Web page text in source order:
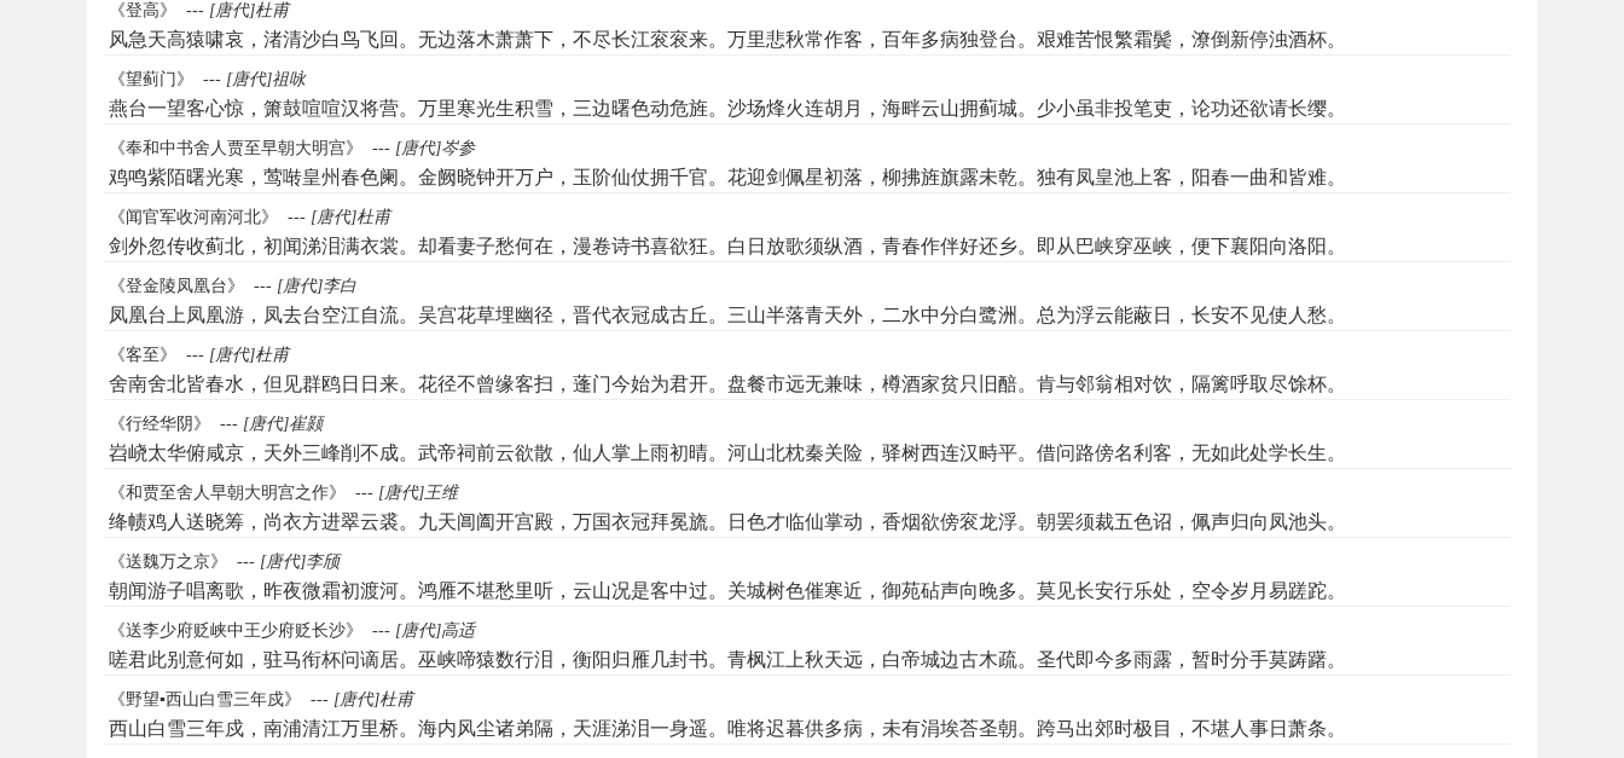
《登高》 --- [唐代]杜甫
风急天高猿啸哀，渚清沙白鸟飞回。无边落木萧萧下，不尽长江衮衮来。万里悲秋常作客，百年多病独登台。艰难苦恨繁霜鬓，潦倒新停浊酒杯。
《望蓟门》 --- [唐代]祖咏
燕台一望客心惊，箫鼓喧喧汉将营。万里寒光生积雪，三边曙色动危旌。沙场烽火连胡月，海畔云山拥蓟城。少小虽非投笔吏，论功还欲请长缨。
《奉和中书舍人贾至早朝大明宫》 --- [唐代]岑参
鸡鸣紫陌曙光寒，莺啭皇州春色阑。金阙晓钟开万户，玉阶仙仗拥千官。花迎剑佩星初落，柳拂旌旗露未乾。独有凤皇池上客，阳春一曲和皆难。
《闻官军收河南河北》 --- [唐代]杜甫
剑外忽传收蓟北，初闻涕泪满衣裳。却看妻子愁何在，漫卷诗书喜欲狂。白日放歌须纵酒，青春作伴好还乡。即从巴峡穿巫峡，便下襄阳向洛阳。
《登金陵凤凰台》 --- [唐代]李白
凤凰台上凤凰游，凤去台空江自流。吴宫花草埋幽径，晋代衣冠成古丘。三山半落青天外，二水中分白鹭洲。总为浮云能蔽日，长安不见使人愁。
《客至》 --- [唐代]杜甫
舍南舍北皆春水，但见群鸥日日来。花径不曾缘客扫，蓬门今始为君开。盘餐市远无兼味，樽酒家贫只旧醅。肯与邻翁相对饮，隔篱呼取尽馀杯。
《行经华阴》 --- [唐代]崔颢
岧峣太华俯咸京，天外三峰削不成。武帝祠前云欲散，仙人掌上雨初晴。河山北枕秦关险，驿树西连汉畤平。借问路傍名利客，无如此处学长生。
《和贾至舍人早朝大明宫之作》 --- [唐代]王维
绛帻鸡人送晓筹，尚衣方进翠云裘。九天阊阖开宫殿，万国衣冠拜冕旒。日色才临仙掌动，香烟欲傍衮龙浮。朝罢须裁五色诏，佩声归向凤池头。
《送魏万之京》 --- [唐代]李颀
朝闻游子唱离歌，昨夜微霜初渡河。鸿雁不堪愁里听，云山况是客中过。关城树色催寒近，御苑砧声向晚多。莫见长安行乐处，空令岁月易蹉跎。
《送李少府贬峡中王少府贬长沙》 --- [唐代]高适
嗟君此别意何如，驻马衔杯问谪居。巫峡啼猿数行泪，衡阳归雁几封书。青枫江上秋天远，白帝城边古木疏。圣代即今多雨露，暂时分手莫踌躇。
《野望▪西山白雪三年戍》 --- [唐代]杜甫
西山白雪三年戍，南浦清江万里桥。海内风尘诸弟隔，天涯涕泪一身遥。唯将迟暮供多病，未有涓埃荅圣朝。跨马出郊时极目，不堪人事日萧条。